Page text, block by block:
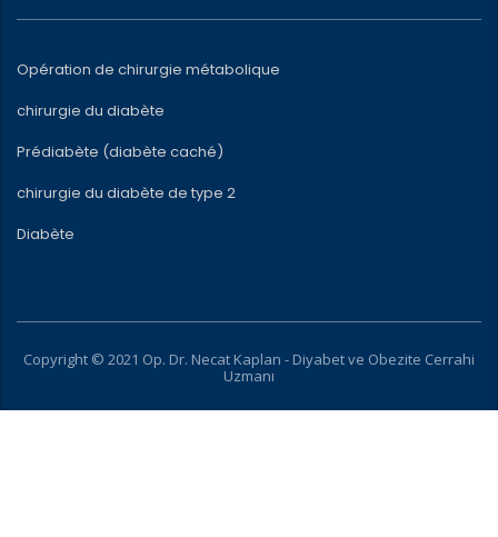
Opération de chirurgie métabolique
chirurgie du diabète
Prédiabète (diabète caché)
chirurgie du diabète de type 2
Diabète
Copyright © 2021 Op. Dr. Necat Kaplan - Diyabet ve Obezite Cerrahi
Uzmanı